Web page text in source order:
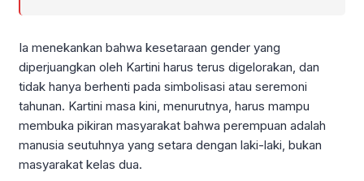
Ia menekankan bahwa kesetaraan gender yang
diperjuangkan oleh Kartini harus terus digelorakan, dan
tidak hanya berhenti pada simbolisasi atau seremoni
tahunan. Kartini masa kini, menurutnya, harus mampu
membuka pikiran masyarakat bahwa perempuan adalah
manusia seutuhnya yang setara dengan laki-laki, bukan
masyarakat kelas dua.